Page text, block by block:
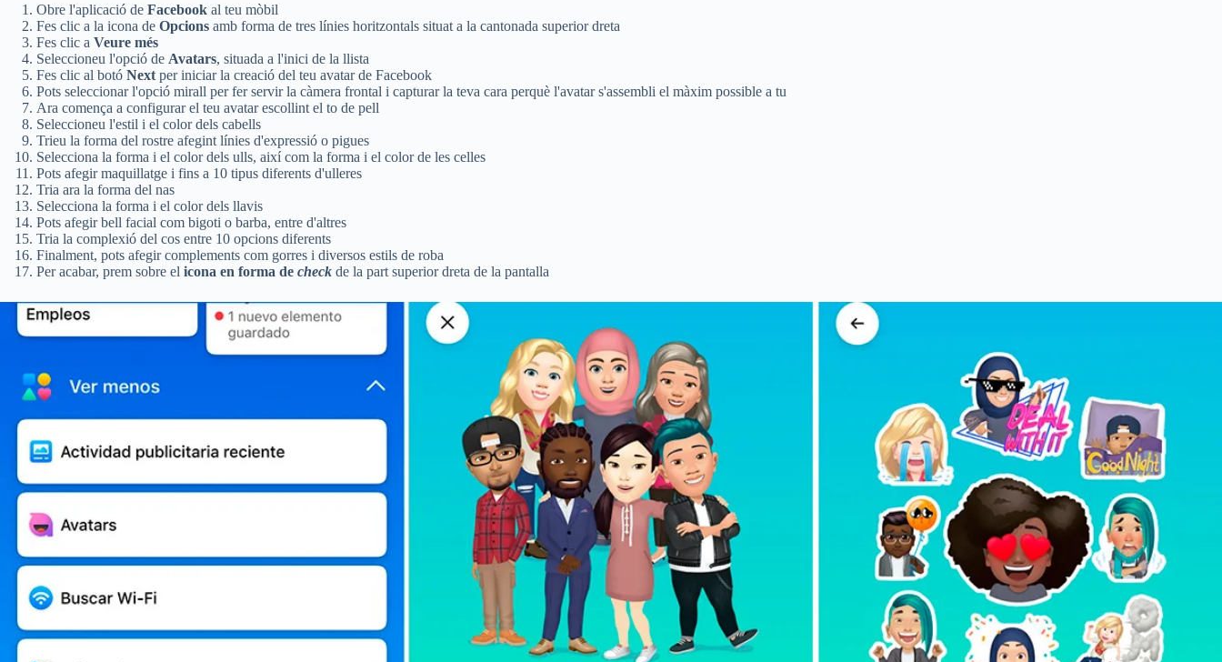
Obre l'aplicació de Facebook al teu mòbil
Fes clic a la icona de Opcions amb forma de tres línies horitzontals situat a la cantonada superior dreta
Fes clic a Veure més
Seleccioneu l'opció de Avatars, situada a l'inici de la llista
Fes clic al botó Next per iniciar la creació del teu avatar de Facebook
Pots seleccionar l'opció mirall per fer servir la càmera frontal i capturar la teva cara perquè l'avatar s'assembli el màxim possible a tu
Ara comença a configurar el teu avatar escollint el to de pell
Seleccioneu l'estil i el color dels cabells
Trieu la forma del rostre afegint línies d'expressió o pigues
Selecciona la forma i el color dels ulls, així com la forma i el color de les celles
Pots afegir maquillatge i fins a 10 tipus diferents d'ulleres
Tria ara la forma del nas
Selecciona la forma i el color dels llavis
Pots afegir bell facial com bigoti o barba, entre d'altres
Tria la complexió del cos entre 10 opcions diferents
Finalment, pots afegir complements com gorres i diversos estils de roba
Per acabar, prem sobre el icona en forma de check de la part superior dreta de la pantalla